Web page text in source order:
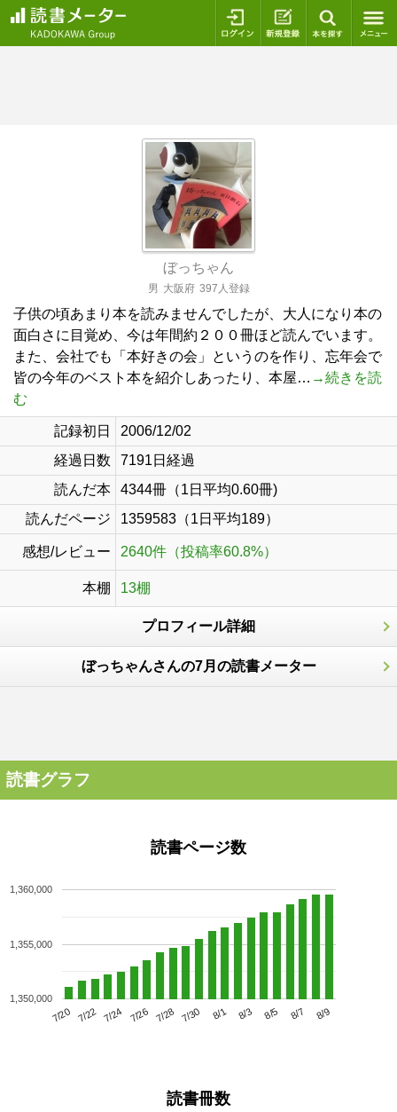
ログイン 新規登録
ぼっちゃん
男 大阪府 397人登録
子供の頃あまり本を読みませんでしたが、大人になり本の
面白さに目覚め、今は年間約２００冊ほど読んでいます。
また、会社でも「本好きの会」というのを作り、忘年会で
皆の今年のベスト本を紹介しあったり、本屋… →続きを読
む
記録初日
2006/12/02
経過日数
7191日経過
読んだ本
4344冊（1日平均0.60冊)
読んだページ
1359583（1日平均189）
感想/レビュー 2640件（投稿率60.8%）
本棚 13棚
プロフィール詳細
ぼっちゃんさんの7月の読書メーター
読書グラフ
読書ページ数
7/20 7/22 7/24 7/26 7/28 7/30 8/1 8/3 8/5 8/7 8/9
1,350,000
1,355,000
1,360,000
読書冊数